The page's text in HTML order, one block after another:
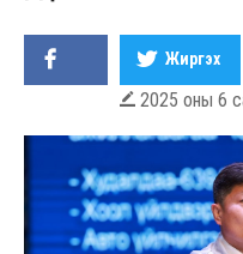
Жиргэх
 2025 оны 6